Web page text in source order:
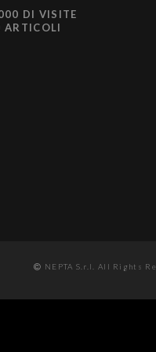
DI VISITE
ARTICOLI
NEPTA S.r.l. All Rights